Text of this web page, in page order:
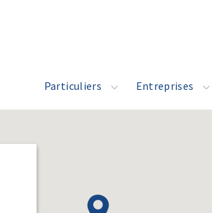
Particuliers Entreprises